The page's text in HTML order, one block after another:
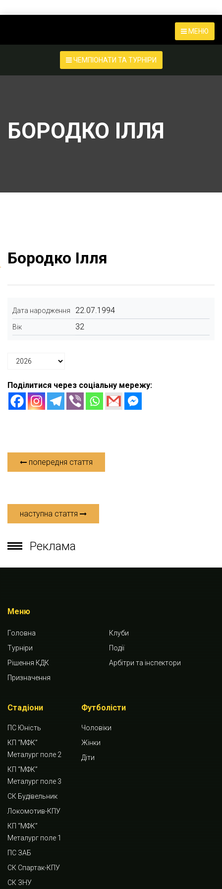
МЕНЮ
ЧЕМПІОНАТИ ТА ТУРНІРИ
БОРОДКО ІЛЛЯ
Бородко Ілля
Дата народження 22.07.1994
Вік 32
Поділитися через соціальну мережу:
попередня стаття
наступна стаття
Реклама
Меню
Головна
Клуби
Турніри
Події
Рішення КДК
Арбітри та інспектори
Призначення
Стадіони
ПС Юність
КП “МФК”
Металург поле 2
КП “МФК”
Металург поле 3
СК Будівельник
Локомотив-КПУ
КП “МФК”
Металург поле 1
ПС ЗАБ
СК Спартак-КПУ
СК ЗНУ
Футболісти
Чоловіки
Жінки
Діти